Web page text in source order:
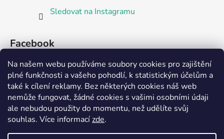
Na našem webu používáme soubory cookies pro zajištění
plné funkčnosti a vašeho pohodlí, k statistickým účelům a
také k cílení reklamy. Bez některých cookies náš web
nemůže fungovat, žádné cookies s vašimi osobními údaji
ale nebudou použity do momentu, než udělíte svůj
souhlas. Více informacízde.
Sledovat na Instagramu
Facebook
Partnerská prodejna Barefoot Plzeň